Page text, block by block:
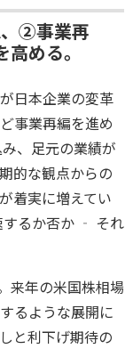
②事業再
める。
日本企業の変革
事業再編を進め
、足元の業績が
的な観点からの
着実に増えてい
するか否か ‐ それ
来年の米国株相場
るような展開に
と利下げ期待の